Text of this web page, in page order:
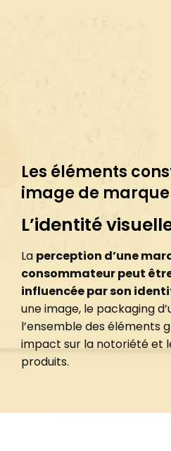
Les éléments
image de marque
L’identité
La perception d’une
consommateur peut
influencée par son
une image, le packaging
l’ensemble des éléments
impact sur la notoriété et
produits.